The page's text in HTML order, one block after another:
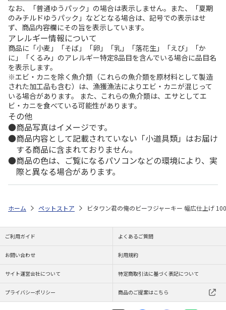
なお、「普通ゆうパック」の場合は表示しません。また、「夏期
のみチルドゆうパック」などとなる場合は、記号での表示はせ
ず、商品内容欄にその旨を表示しています。
アレルギー情報について
商品に「小麦」「そば」「卵」「乳」「落花生」「えび」「か
に」「くるみ」のアレルギー特定8品目を含んでいる場合に品目名
を表示します。
※エビ・カニを除く魚介類（これらの魚介類を原材料として製造
された加工品も含む）は、漁獲漁法によりエビ・カニが混じって
いる場合があります。 また、これらの魚介類は、エサとしてエ
ビ・カニを食べている可能性があります。
その他
商品写真はイメージです。
商品内容として記載されていない「小道具類」はお届け
する商品に含まれておりません。
商品の色は、ご覧になるパソコンなどの環境により、実
際と異なる場合があります。
ホーム ペットストア ビタワン君の俺のビーフジャーキー 幅広仕上げ
ご利用ガイド よくあるご質問
お問い合わせ 利用規約
サイト運営会社について 特定商取引法に基づく表記について
プライバシーポリシー 商品のご提案はこちら